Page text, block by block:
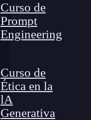
Curso de
Prompt
Engineering
Curso de
Ética en la
lA
Generativa